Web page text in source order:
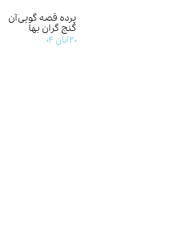
پرده قصه گویی آن
گنج گران بها
۲۰ آبان ۰۴